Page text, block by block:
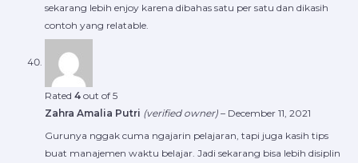
sekarang lebih enjoy karena dibahas satu per satu dan dikasih
contoh yang relatable.
Rated 4 out of 5
Zahra Amalia Putri (verified owner) – December 11, 2021
Gurunya nggak cuma ngajarin pelajaran, tapi juga kasih tips
buat manajemen waktu belajar. Jadi sekarang bisa lebih disiplin